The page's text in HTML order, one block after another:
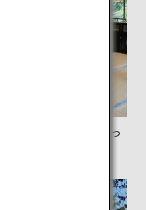
が描かれ、光によっ